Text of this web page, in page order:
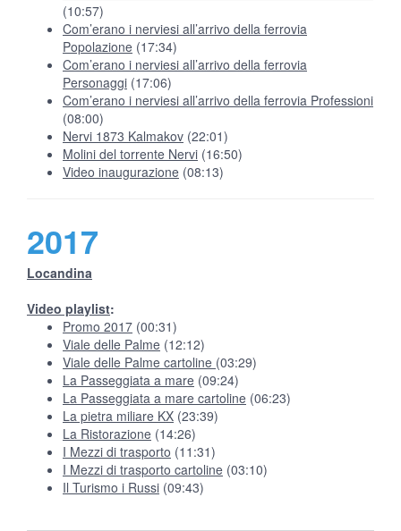
(10:57)
Com’erano i nerviesi all’arrivo della ferrovia
Popolazione (17:34)
Com’erano i nerviesi all’arrivo della ferrovia
Personaggi (17:06)
Com’erano i nerviesi all’arrivo della ferrovia Professioni
(08:00)
Nervi 1873 Kalmakov (22:01)
Molini del torrente Nervi (16:50)
Video inaugurazione (08:13)
2017
Locandina
Video playlist:
Promo 2017 (00:31)
Viale delle Palme (12:12)
Viale delle Palme cartoline (03:29)
La Passeggiata a mare (09:24)
La Passeggiata a mare cartoline (06:23)
La pietra miliare KX (23:39)
La Ristorazione (14:26)
I Mezzi di trasporto (11:31)
I Mezzi di trasporto cartoline (03:10)
Il Turismo i Russi (09:43)